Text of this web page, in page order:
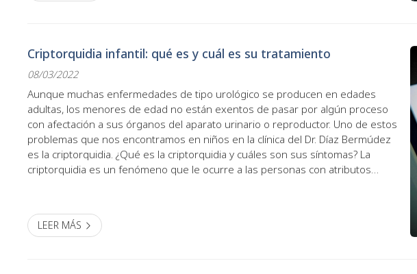
Criptorquidia infantil: qué es y cuál es su tratamiento
08/03/2022
Aunque muchas enfermedades de tipo urológico se producen en edades
adultas, los menores de edad no están exentos de pasar por algún proceso
con afectación a sus órganos del aparato urinario o reproductor. Uno de estos
problemas que nos encontramos en niños en la clínica del Dr. Díaz Bermúdez
es la criptorquidia. ¿Qué es la criptorquidia y cuáles son sus síntomas? La
criptorquidia es un fenómeno que le ocurre a las personas con atributos
LEER MÁS